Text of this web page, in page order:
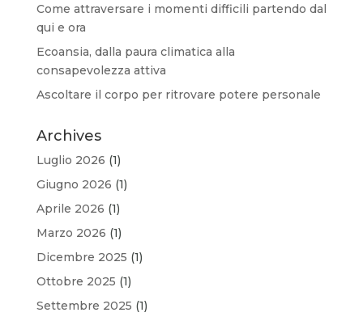
Come attraversare i momenti difficili partendo dal
qui e ora
Ecoansia, dalla paura climatica alla
consapevolezza attiva
Ascoltare il corpo per ritrovare potere personale
Archives
Luglio 2026 (1)
Giugno 2026 (1)
Aprile 2026 (1)
Marzo 2026 (1)
Dicembre 2025 (1)
Ottobre 2025 (1)
Settembre 2025 (1)